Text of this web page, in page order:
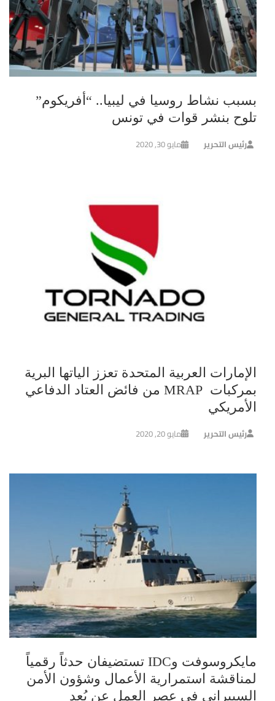
بسبب نشاط روسيا في ليبيا.. “أفريكوم”
تلوح بنشر قوات في تونس
رئيس التحرير مايو 30, 2020
الإمارات العربية المتحدة تعزز الياتها البرية
بمركبات MRAP من فائض العتاد الدفاعي
الأمريكي
رئيس التحرير مايو 20, 2020
مايكروسوفت وIDC تستضيفان حدثاً رقمياً
لمناقشة استمرارية الأعمال وشؤون الأمن
السيبراني في عصر العمل عن بُعد